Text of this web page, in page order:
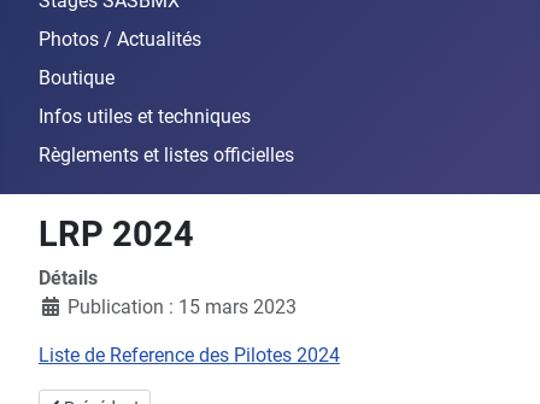
Photos / Actualités
Boutique
Infos utiles et techniques
Règlements et listes officielles
LRP 2024
Détails
Publication : 15 mars 2023
Liste de Reference des Pilotes 2024